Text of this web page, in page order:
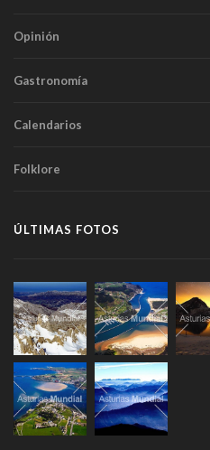
Opinión
Gastronomía
Calendarios
Folklore
ÚLTIMAS FOTOS